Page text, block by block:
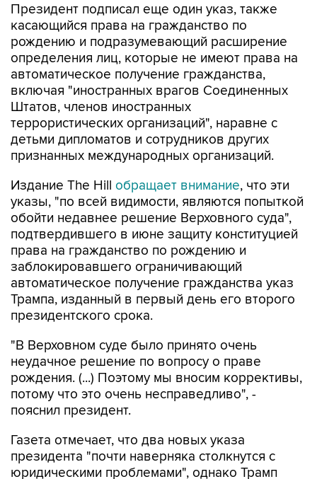
Президент подписал еще один указ, также
касающийся права на гражданство по
рождению и подразумевающий расширение
определения лиц, которые не имеют права на
автоматическое получение гражданства,
включая "иностранных врагов Соединенных
Штатов, членов иностранных
террористических организаций", наравне с
детьми дипломатов и сотрудников других
признанных международных организаций.
Издание The Hill обращает внимание, что эти
указы, "по всей видимости, являются попыткой
обойти недавнее решение Верховного суда",
подтвердившего в июне защиту конституцией
права на гражданство по рождению и
заблокировавшего ограничивающий
автоматическое получение гражданства указ
Трампа, изданный в первый день его второго
президентского срока.
"В Верховном суде было принято очень
неудачное решение по вопросу о праве
рождения. (...) Поэтому мы вносим коррективы,
потому что это очень несправедливо", -
пояснил президент.
Газета отмечает, что два новых указа
президента "почти наверняка столкнутся с
юридическими проблемами", однако Трамп